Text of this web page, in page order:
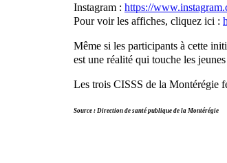
Instagram : https://
Pour voir les affiches, cliquez ici :
Même si les participants à cette
est une réalité qui touche les
Les trois CISSS de la Montérégie
Source : Direction de santé publique de la Montérégie